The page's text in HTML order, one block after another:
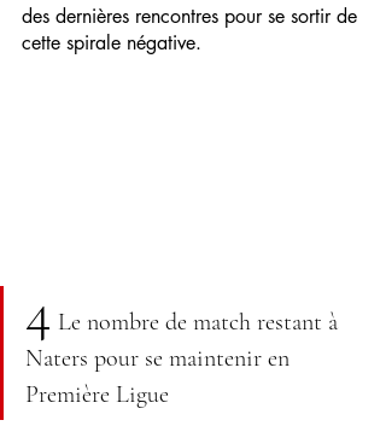
des dernières rencontres pour se sortir de
cette spirale négative.
4 Le nombre de match restant à
Naters pour se maintenir en
Première Ligue